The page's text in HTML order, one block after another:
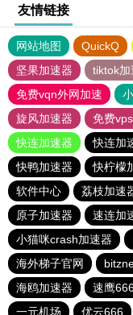
友情链接
网站地图 QuickQ
坚果加速器
tiktok加
免费vqn外网加速
旋风加速器
免费
快连加速器
快连加
快鸭加速器
快柠檬
软件中心
荔枝加速
原子加速器
速连加
小猫咪crash加速器
海外梯子官网
海鸥加速器
速鹰
一元机场
优云666